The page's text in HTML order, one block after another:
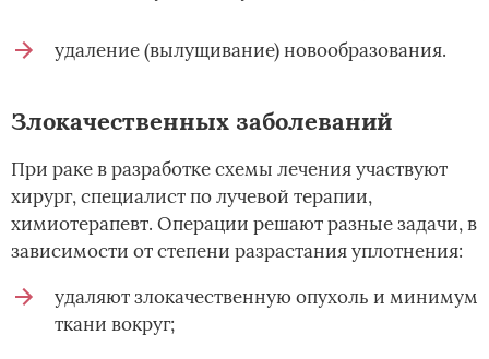
удаление (вылущивание) новообразования.
Злокачественных заболеваний
При раке в разработке схемы лечения участвуют
хирург, специалист по лучевой терапии,
химиотерапевт. Операции решают разные задачи, в
зависимости от степени разрастания уплотнения:
удаляют злокачественную опухоль и минимум
ткани вокруг;